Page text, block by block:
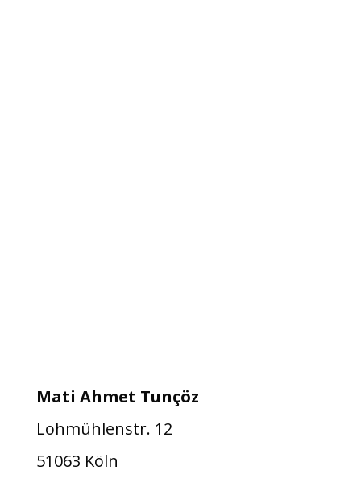
Mati Ahmet Tunçöz
Lohmühlenstr. 12
51063 Köln